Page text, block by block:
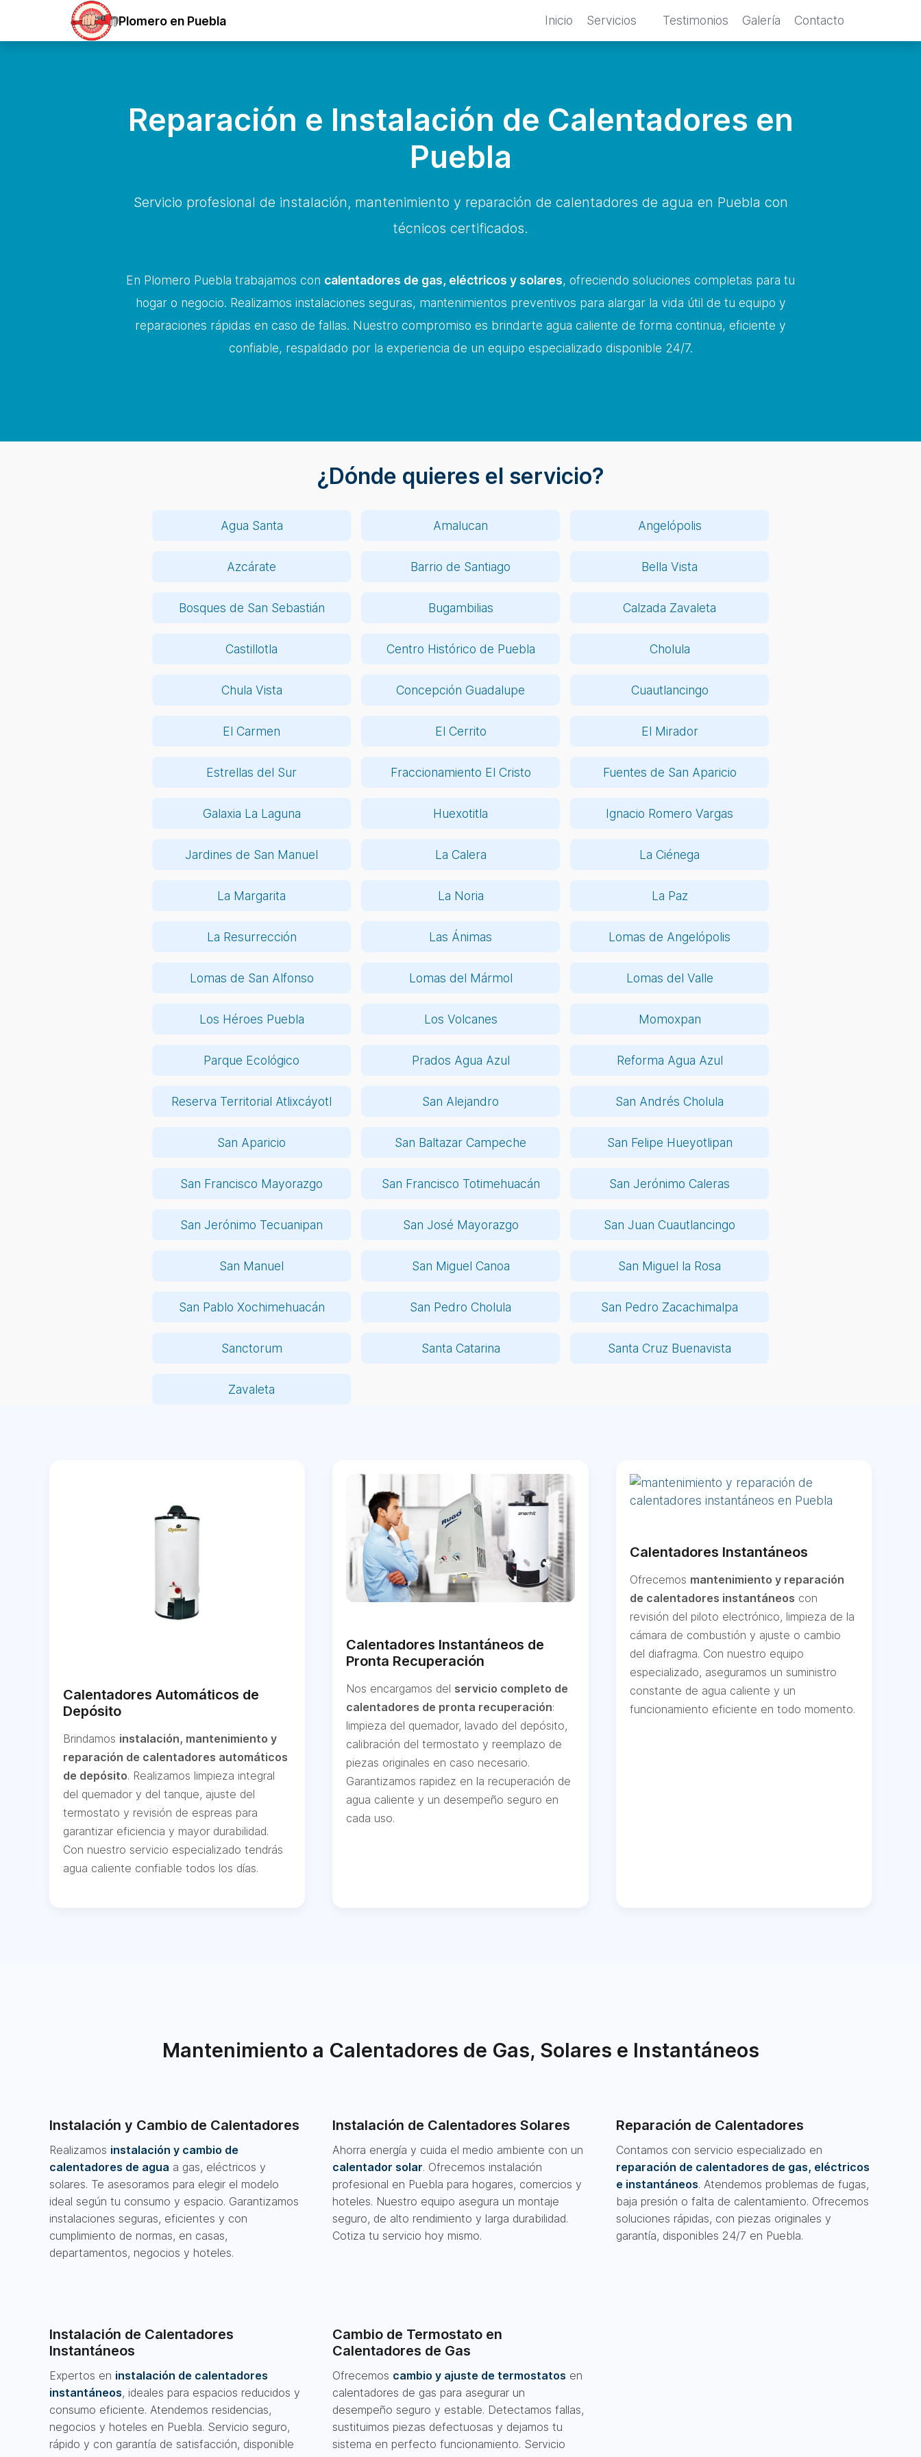
Plomero en Puebla Inicio Servicios Testimonios Galería Contacto
Reparación e Instalación de Calentadores en
Puebla
Servicio profesional de instalación, mantenimiento y reparación de calentadores de agua en Puebla con
técnicos certificados.
En Plomero Puebla trabajamos con calentadores de gas, eléctricos y solares, ofreciendo soluciones completas para tu
hogar o negocio. Realizamos instalaciones seguras, mantenimientos preventivos para alargar la vida útil de tu equipo y
reparaciones rápidas en caso de fallas. Nuestro compromiso es brindarte agua caliente de forma continua, eficiente y
confiable, respaldado por la experiencia de un equipo especializado disponible 24/7.
¿Dónde quieres el servicio?
Agua Santa Amalucan Angelópolis
Azcárate Barrio de Santiago Bella Vista
Bosques de San Sebastián Bugambilias Calzada Zavaleta
Castillotla Centro Histórico de Puebla Cholula
Chula Vista Concepción Guadalupe Cuautlancingo
El Carmen El Cerrito El Mirador
Estrellas del Sur Fraccionamiento El Cristo Fuentes de San Aparicio
Galaxia La Laguna Huexotitla Ignacio Romero Vargas
Jardines de San Manuel La Calera La Ciénega
La Margarita La Noria La Paz
La Resurrección Las Ánimas Lomas de Angelópolis
Lomas de San Alfonso Lomas del Mármol Lomas del Valle
Los Héroes Puebla Los Volcanes Momoxpan
Parque Ecológico Prados Agua Azul Reforma Agua Azul
Reserva Territorial Atlixcáyotl San Alejandro San Andrés Cholula
San Aparicio San Baltazar Campeche San Felipe Hueyotlipan
San Francisco Mayorazgo San Francisco Totimehuacán San Jerónimo Caleras
San Jerónimo Tecuanipan San José Mayorazgo San Juan Cuautlancingo
San Manuel San Miguel Canoa San Miguel la Rosa
San Pablo Xochimehuacán San Pedro Cholula San Pedro Zacachimalpa
Sanctorum Santa Catarina Santa Cruz Buenavista
Zavaleta
Calentadores Automáticos de
Depósito
Brindamos instalación, mantenimiento y
reparación de calentadores automáticos
de depósito. Realizamos limpieza integral
del quemador y del tanque, ajuste del
termostato y revisión de espreas para
garantizar eficiencia y mayor durabilidad.
Con nuestro servicio especializado tendrás
agua caliente confiable todos los días.
Calentadores Instantáneos de
Pronta Recuperación
Nos encargamos del servicio completo de
calentadores de pronta recuperación:
limpieza del quemador, lavado del depósito,
calibración del termostato y reemplazo de
piezas originales en caso necesario.
Garantizamos rapidez en la recuperación de
agua caliente y un desempeño seguro en
cada uso.
Calentadores Instantáneos
Ofrecemos mantenimiento y reparación
de calentadores instantáneos con
revisión del piloto electrónico, limpieza de la
cámara de combustión y ajuste o cambio
del diafragma. Con nuestro equipo
especializado, aseguramos un suministro
constante de agua caliente y un
funcionamiento eficiente en todo momento.
Mantenimiento a Calentadores de Gas, Solares e Instantáneos
Instalación y Cambio de Calentadores
Realizamos instalación y cambio de
calentadores de agua a gas, eléctricos y
solares. Te asesoramos para elegir el modelo
ideal según tu consumo y espacio. Garantizamos
instalaciones seguras, eficientes y con
cumplimiento de normas, en casas,
departamentos, negocios y hoteles.
Instalación de Calentadores Solares
Ahorra energía y cuida el medio ambiente con un
calentador solar. Ofrecemos instalación
profesional en Puebla para hogares, comercios y
hoteles. Nuestro equipo asegura un montaje
seguro, de alto rendimiento y larga durabilidad.
Cotiza tu servicio hoy mismo.
Reparación de Calentadores
Contamos con servicio especializado en
reparación de calentadores de gas, eléctricos
e instantáneos. Atendemos problemas de fugas,
baja presión o falta de calentamiento. Ofrecemos
soluciones rápidas, con piezas originales y
garantía, disponibles 24/7 en Puebla.
Instalación de Calentadores
Instantáneos
Expertos en instalación de calentadores
instantáneos, ideales para espacios reducidos y
consumo eficiente. Atendemos residencias,
negocios y hoteles en Puebla. Servicio seguro,
rápido y con garantía de satisfacción, disponible
Cambio de Termostato en
Calentadores de Gas
Ofrecemos cambio y ajuste de termostatos en
calentadores de gas para asegurar un
desempeño seguro y estable. Detectamos fallas,
sustituimos piezas defectuosas y dejamos tu
sistema en perfecto funcionamiento. Servicio